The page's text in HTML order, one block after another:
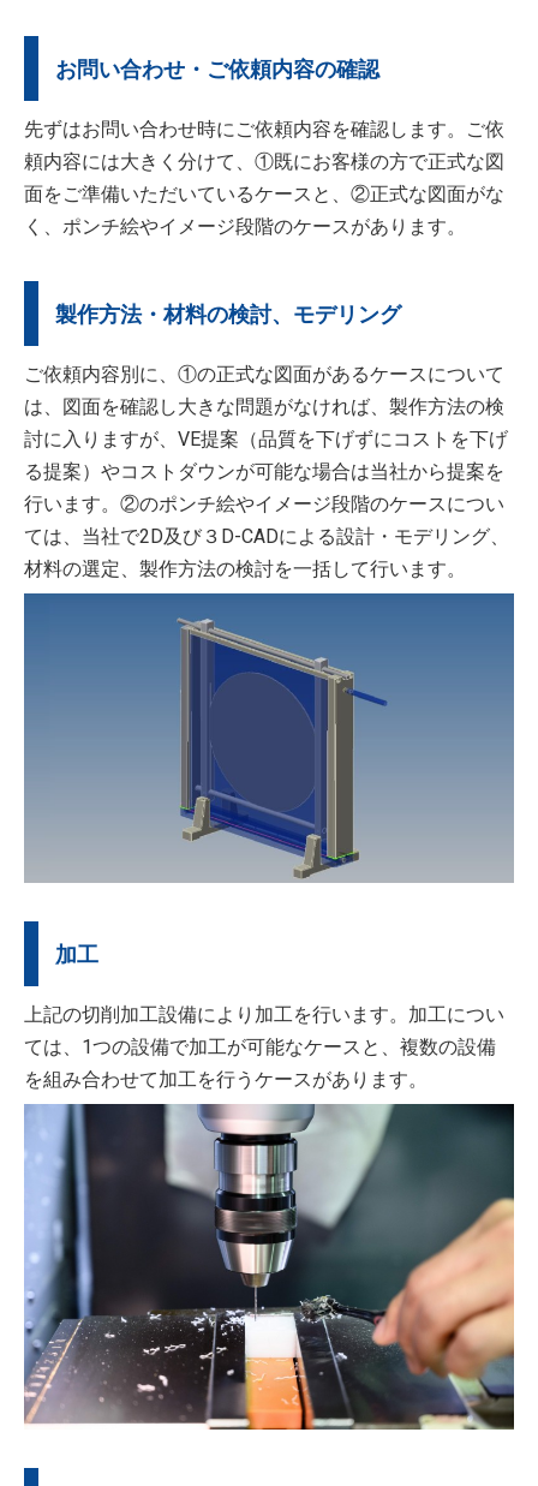
お問い合わせ・ご依頼内容の確認
先ずはお問い合わせ時にご依頼内容を確認します。ご依
頼内容には大きく分けて、①既にお客様の方で正式な図
面をご準備いただいているケースと、②正式な図面がな
く、ポンチ絵やイメージ段階のケースがあります。
製作方法・材料の検討、モデリング
ご依頼内容別に、①の正式な図面があるケースについて
は、図面を確認し大きな問題がなければ、製作方法の検
討に入りますが、VE提案（品質を下げずにコストを下げ
る提案）やコストダウンが可能な場合は当社から提案を
行います。②のポンチ絵やイメージ段階のケースについ
ては、当社で2D及び３D-CADによる設計・モデリング、
材料の選定、製作方法の検討を一括して行います。
加工
上記の切削加工設備により加工を行います。加工につい
ては、1つの設備で加工が可能なケースと、複数の設備
を組み合わせて加工を行うケースがあります。